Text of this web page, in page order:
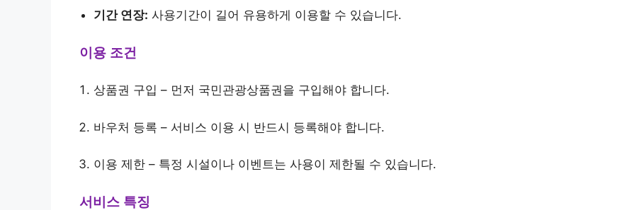
기간 연장: 사용기간이 길어 유용하게 이용할 수 있습니다.
이용 조건
상품권 구입 – 먼저 국민관광상품권을 구입해야 합니다.
바우처 등록 – 서비스 이용 시 반드시 등록해야 합니다.
이용 제한 – 특정 시설이나 이벤트는 사용이 제한될 수 있습니다.
서비스 특징